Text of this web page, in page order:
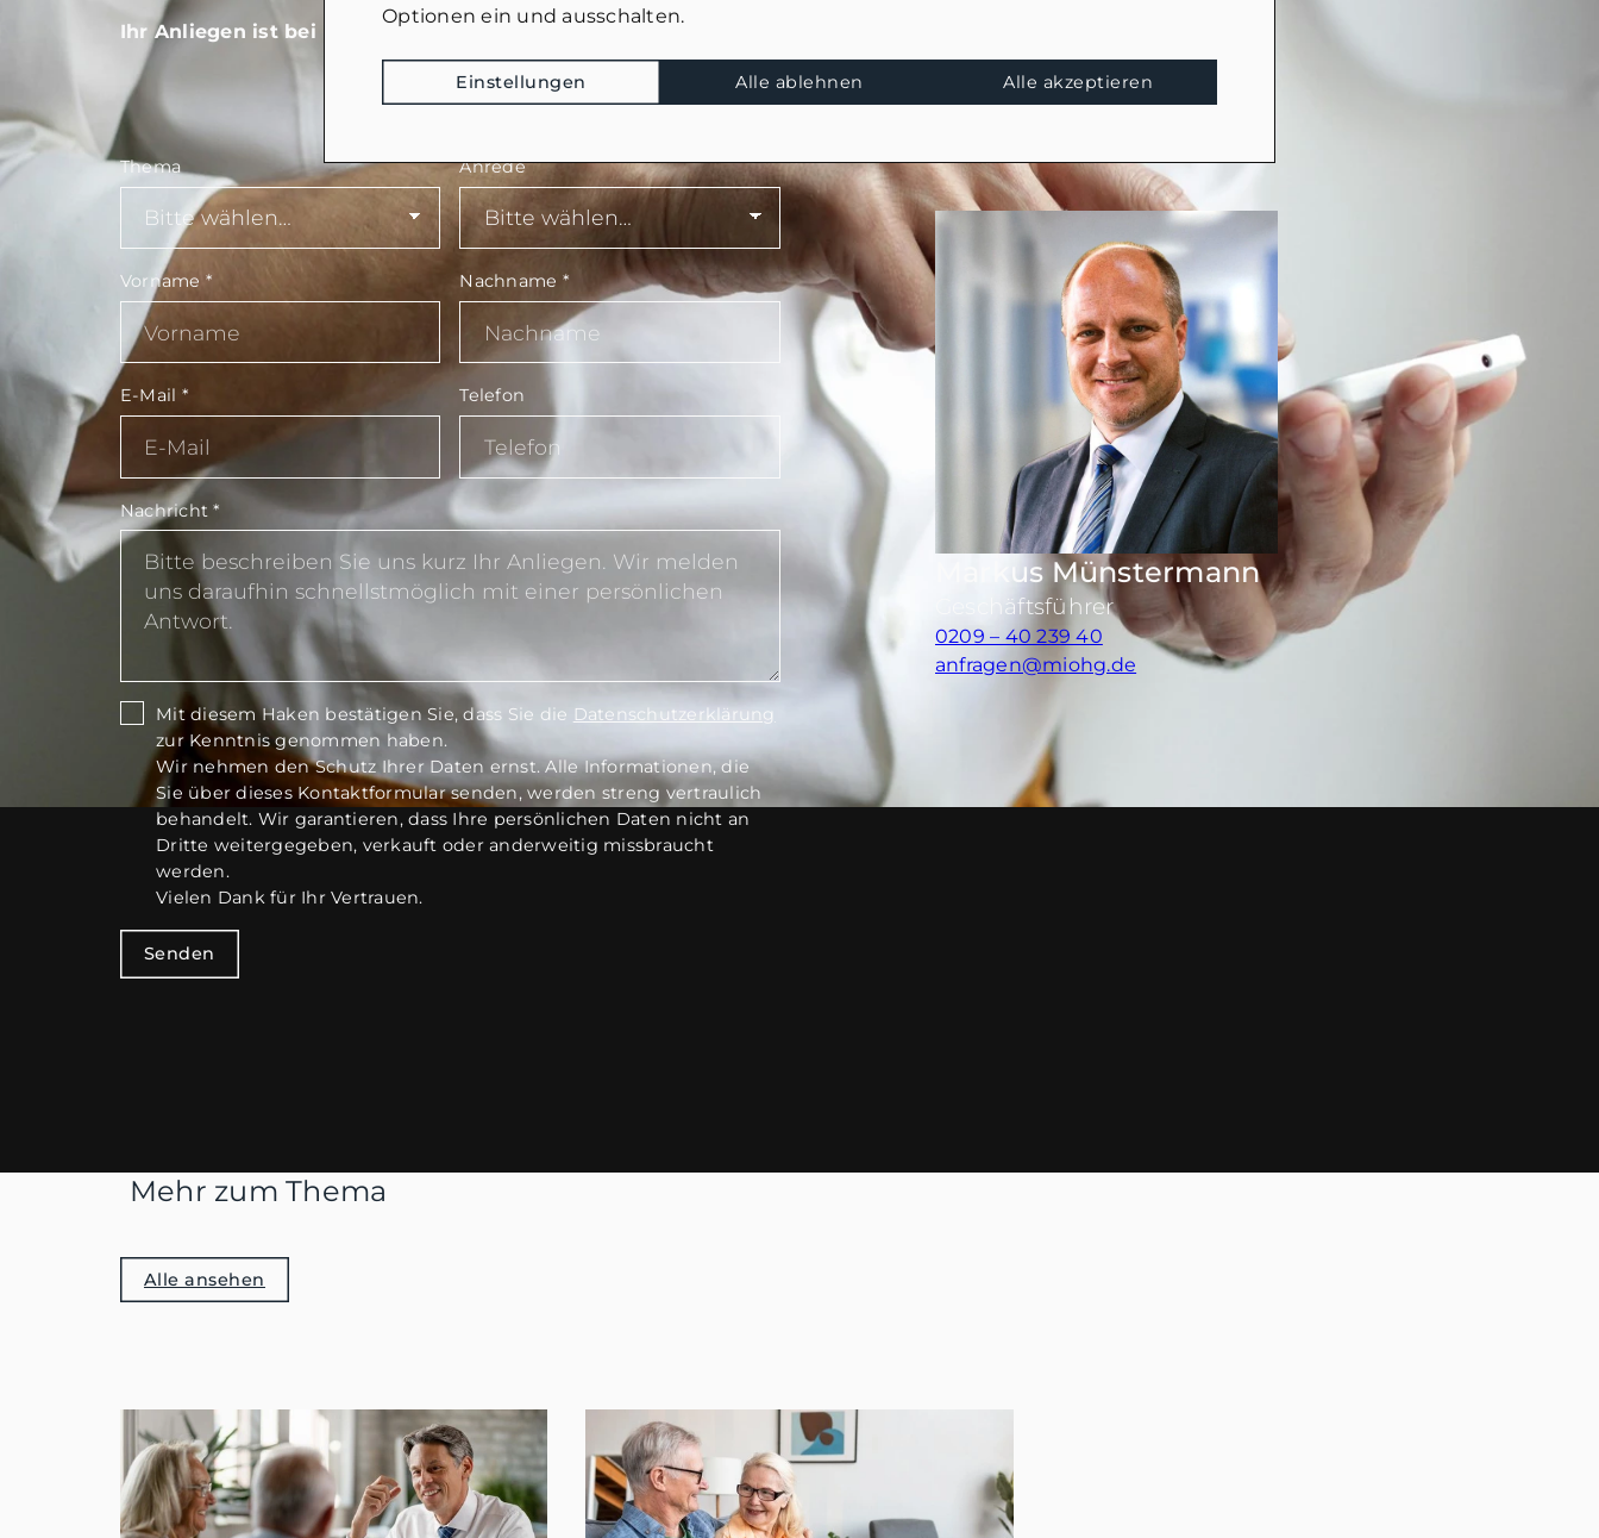
Ihr Anliegen ist bei uns in besten Händen – wir freuen uns auf Ihre Nachricht!
Thema Anrede
Vorname * Nachname *
E-Mail * Telefon
Nachricht*
Mit diesem Haken bestätigen Sie, dass Sie die Datenschutzerklärung
zur Kenntnis genommen haben.
Wir nehmen den Schutz Ihrer Daten ernst. Alle Informationen, die
Sie über dieses Kontaktformular senden, werden streng vertraulich
behandelt. Wir garantieren, dass Ihre persönlichen Daten nicht an
Dritte weitergegeben, verkauft oder anderweitig missbraucht
werden.
Vielen Dank für Ihr Vertrauen.
Senden
Markus Münstermann
Geschäftsführer
0209 – 40 239 40
anfragen@miohg.de
Mehr zum Thema
Alle ansehen
Optionen ein und ausschalten.
Einstellungen Alle ablehnen Alle akzeptieren